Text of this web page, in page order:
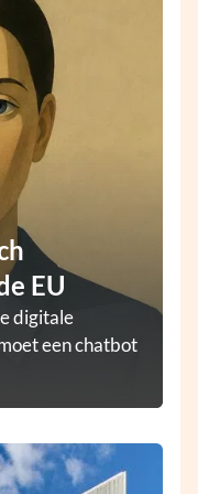
EU
digitale
een chatbot